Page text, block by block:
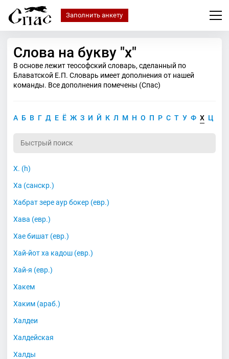
Заполнить анкету
Слова на букву "х"
В основе лежит теософский словарь, сделанный по
Блаватской Е.П. Словарь имеет дополнения от нашей
команды. Все дополнения помечены (Спас)
А Б В Г Д Е Ё Ж З И Й К Л М Н О П Р С Т У Ф Х Ц
Х. (h)
Ха (санскр.)
Хабрат зере аур бокер (евр.)
Хава (евр.)
Хае бишат (евр.)
Хай-йот ха кадош (евр.)
Хай-я (евр.)
Хакем
Хаким (араб.)
Халдеи
Халдейская
Халды